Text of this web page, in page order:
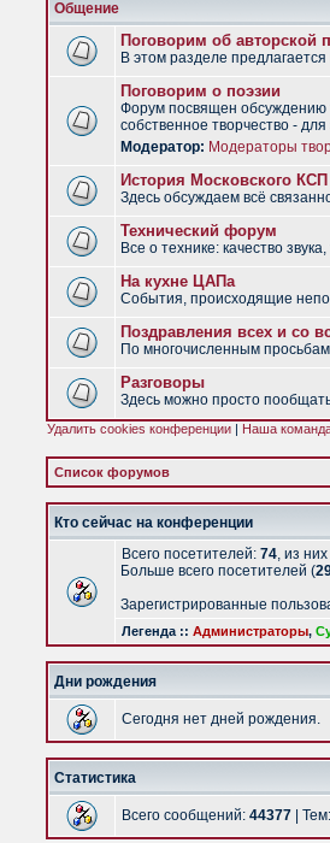
Общение
Поговорим об авторской
В этом разделе
Поговорим о поэзии
Форум посвящен обсуждению
собственное творчество -
Модератор: Модераторы
История Московского КСП
Здесь обсуждаем всё
Технический форум
Все о технике: качество
На кухне ЦАПа
События, происходящие
Поздравления всех и со
По многочисленным
Разговоры
Здесь можно просто
Удалить cookies конференции | Наша
Список форумов
Кто сейчас на конференции
Всего посетителей: 74, из
Больше всего посетителей (
Зарегистрированные
Легенда :: Администраторы,
Дни рождения
Сегодня нет дней рождения.
Статистика
Всего сообщений: 44377 | Тем: